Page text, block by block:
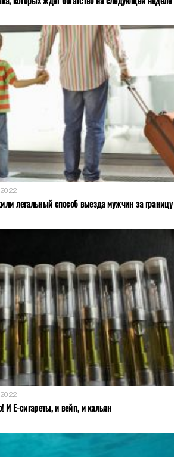
легальный способ выезда мужчин за границу
И Е-сигареты, и вейп, и кальян